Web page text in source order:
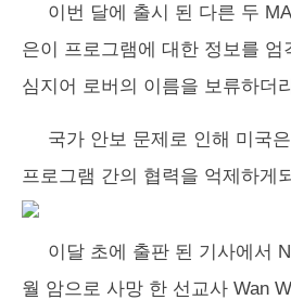
이번 달에 출시 된 다른 두
은이 프로그램에 대한 정보를 엄
심지어 로버의 이름을 보류하더
국가 안보 문제로 인해 미국
프로그램 간의 협력을 억제하게
이달 초에 출판 된 기사에서
월 암으로 사망 한 선교사 Wan